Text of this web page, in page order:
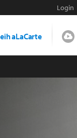
Login
aLaCarte